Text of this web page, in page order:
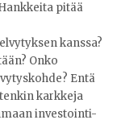
pitää
kanssa?
Onko
Entä
karkkeja
investointi-